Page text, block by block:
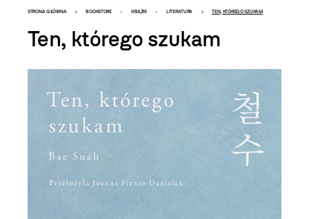
Bookstore
-
szablon
szczegóły
STRONA GŁÓWNA BOOKSTORE KSIĄŻKI LITERATURA TEN, KTÓREGO SZUKAM
Ten, którego szukam